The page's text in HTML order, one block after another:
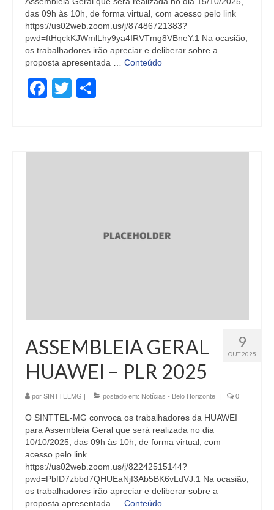
das 09h às 10h, de forma virtual, com acesso pelo link
https://us02web.zoom.us/j/87486721383?
pwd=ftHqckKJWmlLhy9ya4IRVTmg8VBneY.1 Na ocasião,
os trabalhadores irão apreciar e deliberar sobre a
proposta apresentada … Conteúdo
Facebook
Twitter
9
OUT 2025
ASSEMBLEIA GERAL
HUAWEI – PLR 2025
por SINTTELMG | postado em: Notícias - Belo Horizonte | 0
O SINTTEL-MG convoca os trabalhadores da HUAWEI
para Assembleia Geral que será realizada no dia
10/10/2025, das 09h às 10h, de forma virtual, com
acesso pelo link
https://us02web.zoom.us/j/82242515144?
pwd=PbfD7zbbd7QHUEaNjI3Ab5BK6vLdVJ.1 Na ocasião,
os trabalhadores irão apreciar e deliberar sobre a
proposta apresentada … Conteúdo